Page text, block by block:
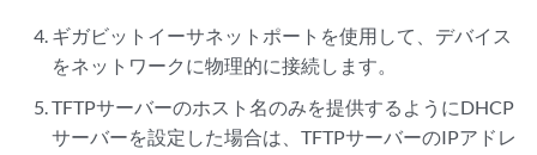
ギガビットイーサネットポートを使用して、デバイス
をネットワークに物理的に接続します。
TFTPサーバーのホスト名のみを提供するようにDHCP
サーバーを設定した場合は、TFTPサーバーのIPアドレ